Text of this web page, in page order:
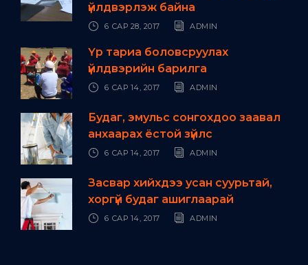
үйлдвэрлэж байна
6 САР 28, 2017 ADMIN
Үр тариа боловсруулах
үйлдвэрийн барилга
6 САР 14, 2017 ADMIN
Будаг, эмульс сонгохдоо заавал
анхаарах ёстой зүйлс
6 САР 14, 2017 ADMIN
Засвар хийхдээ усан суурьтай,
хоргүй будаг ашиглаарай
6 САР 14, 2017 ADMIN